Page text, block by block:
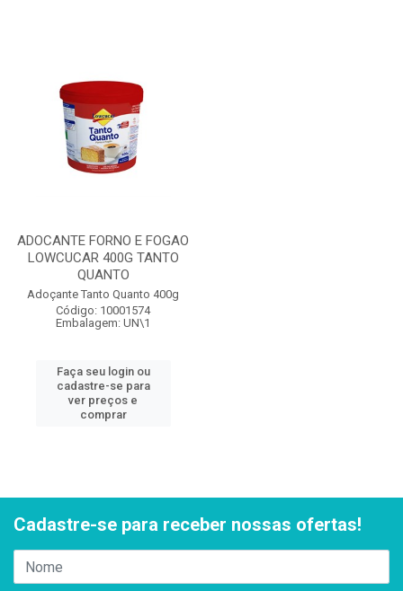
ADOCANTE FORNO E FOGAO
LOWCUCAR 400G TANTO
QUANTO
Adoçante Tanto Quanto 400g
Código: 10001574
Embalagem: UN\1
Faça seu login ou
cadastre-se para
ver preços e
comprar
Cadastre-se para receber nossas ofertas!